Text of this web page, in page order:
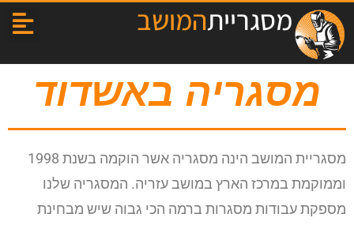
מסגרייתהמושב
מסגריה באשדוד
מסגריית המושב הינה מסגריה אשר הוקמה בשנת 1998
וממוקמת במרכז הארץ במושב עזריה. המסגריה שלנו
מספקת עבודות מסגרות ברמה הכי גבוה שיש מבחינת